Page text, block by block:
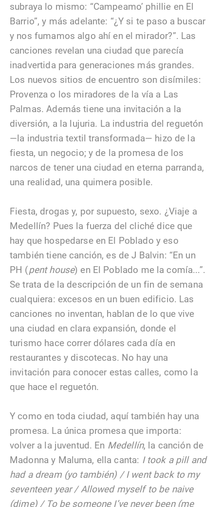
subraya lo mismo: “Campeamo’ phillie en El
Barrio”, y más adelante: “¿Y si te paso a buscar
y nos fumamos algo ahí en el mirador?”. Las
canciones revelan una ciudad que parecía
inadvertida para generaciones más grandes.
Los nuevos sitios de encuentro son disímiles:
Provenza o los miradores de la vía a Las
Palmas. Además tiene una invitación a la
diversión, a la lujuria. La industria del reguetón
—la industria textil transformada— hizo de la
fiesta, un negocio; y de la promesa de los
narcos de tener una ciudad en eterna parranda,
una realidad, una quimera posible.
Fiesta, drogas y, por supuesto, sexo. ¿Viaje a
Medellín? Pues la fuerza del cliché dice que
hay que hospedarse en El Poblado y eso
también tiene canción, es de J Balvin: “En un
PH (pent house) en El Poblado me la comía...”.
Se trata de la descripción de un fin de semana
cualquiera: excesos en un buen edificio. Las
canciones no inventan, hablan de lo que vive
una ciudad en clara expansión, donde el
turismo hace correr dólares cada día en
restaurantes y discotecas. No hay una
invitación para conocer estas calles, como la
que hace el reguetón.
Y como en toda ciudad, aquí también hay una
promesa. La única promesa que importa:
volver a la juventud. En Medellín, la canción de
Madonna y Maluma, ella canta: I took a pill and
had a dream (yo también) / I went back to my
seventeen year / Allowed myself to be naive
(dime) / To be someone I’ve never been (me